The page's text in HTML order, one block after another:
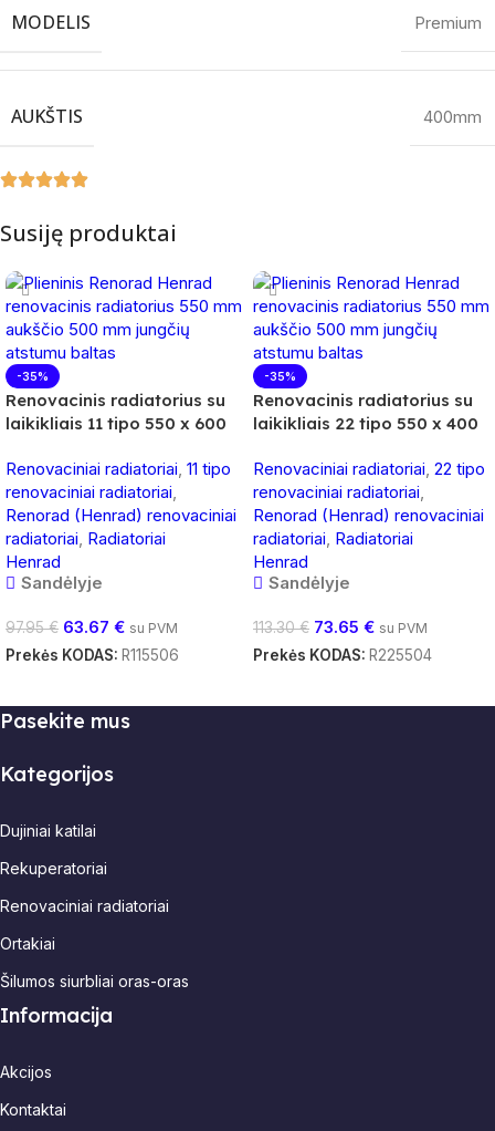
MODELIS Premium
AUKŠTIS 400mm
Susiję produktai
-35%
Renovacinis radiatorius su
laikikliais 11 tipo 550 x 600
Renovaciniai radiatoriai, 11 tipo
renovaciniai radiatoriai,
Renorad (Henrad) renovaciniai
radiatoriai, Radiatoriai
Henrad
Sandėlyje
97.95€ 63.67 € su PVM
Prekės KODAS: R115506
-35%
Renovacinis radiatorius su
laikikliais 22 tipo 550 x 400
Renovaciniai radiatoriai, 22 tipo
renovaciniai radiatoriai,
Renorad (Henrad) renovaciniai
radiatoriai, Radiatoriai
Henrad
Sandėlyje
113.30€ 73.65 € su PVM
Prekės KODAS: R225504
Pasekite mus
Kategorijos
Dujiniai katilai
Rekuperatoriai
Renovaciniai radiatoriai
Ortakiai
Šilumos siurbliai oras-oras
Informacija
Akcijos
Kontaktai